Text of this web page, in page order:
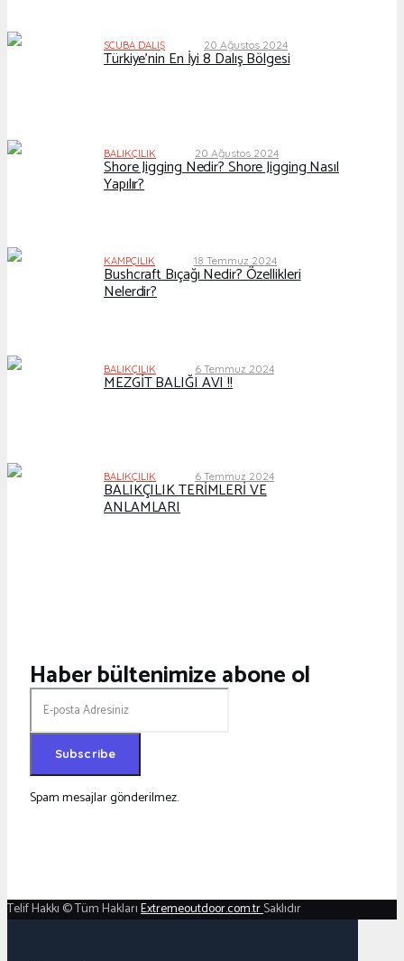
SCUBA DALIŞ 20 Ağustos 2024
Türkiye’nin En İyi 8 Dalış Bölgesi
BALIKÇILIK 20 Ağustos 2024
Shore Jigging Nedir? Shore Jigging Nasıl
Yapılır?
KAMPÇILIK 18 Temmuz 2024
Bushcraft Bıçağı Nedir? Özellikleri
Nelerdir?
BALIKÇILIK 6 Temmuz 2024
MEZGİT BALIĞI AVI !!
BALIKÇILIK 6 Temmuz 2024
BALIKÇILIK TERİMLERİ VE
ANLAMLARI
Haber bültenimize abone ol
Spam mesajlar gönderilmez.
Telif Hakkı © Tüm HaklarıExtremeoutdoor.com.trSaklıdır